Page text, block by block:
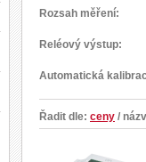
Rozsah měření:
Reléový výstup:
Automatická
Řadit dle: ceny /